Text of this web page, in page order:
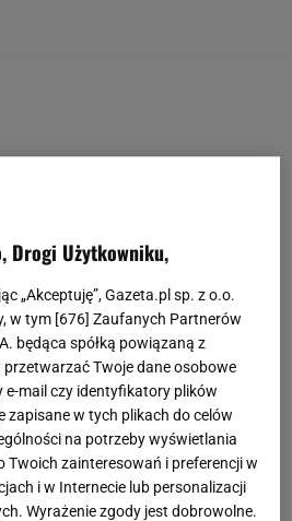
specjalny test wiedzy na tę
Drogi Użytkowniku,
„Akceptuję”, Gazeta.pl sp. z o.o.
w tym [676] Zaufanych Partnerów
będąca spółką powiązaną z
przetwarzać Twoje dane osobowe
e-mail czy identyfikatory plików
zapisane w tych plikach do celów
na potrzeby wyświetlania
Twoich zainteresowań i preferencji w
i w Internecie lub personalizacji
Wyrażenie zgody jest dobrowolne.